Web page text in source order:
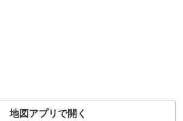
地図アプリで開く